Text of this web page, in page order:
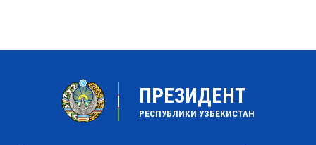
ПРЕЗИДЕНТ
РЕСПУБЛИКИ УЗБЕКИСТАН